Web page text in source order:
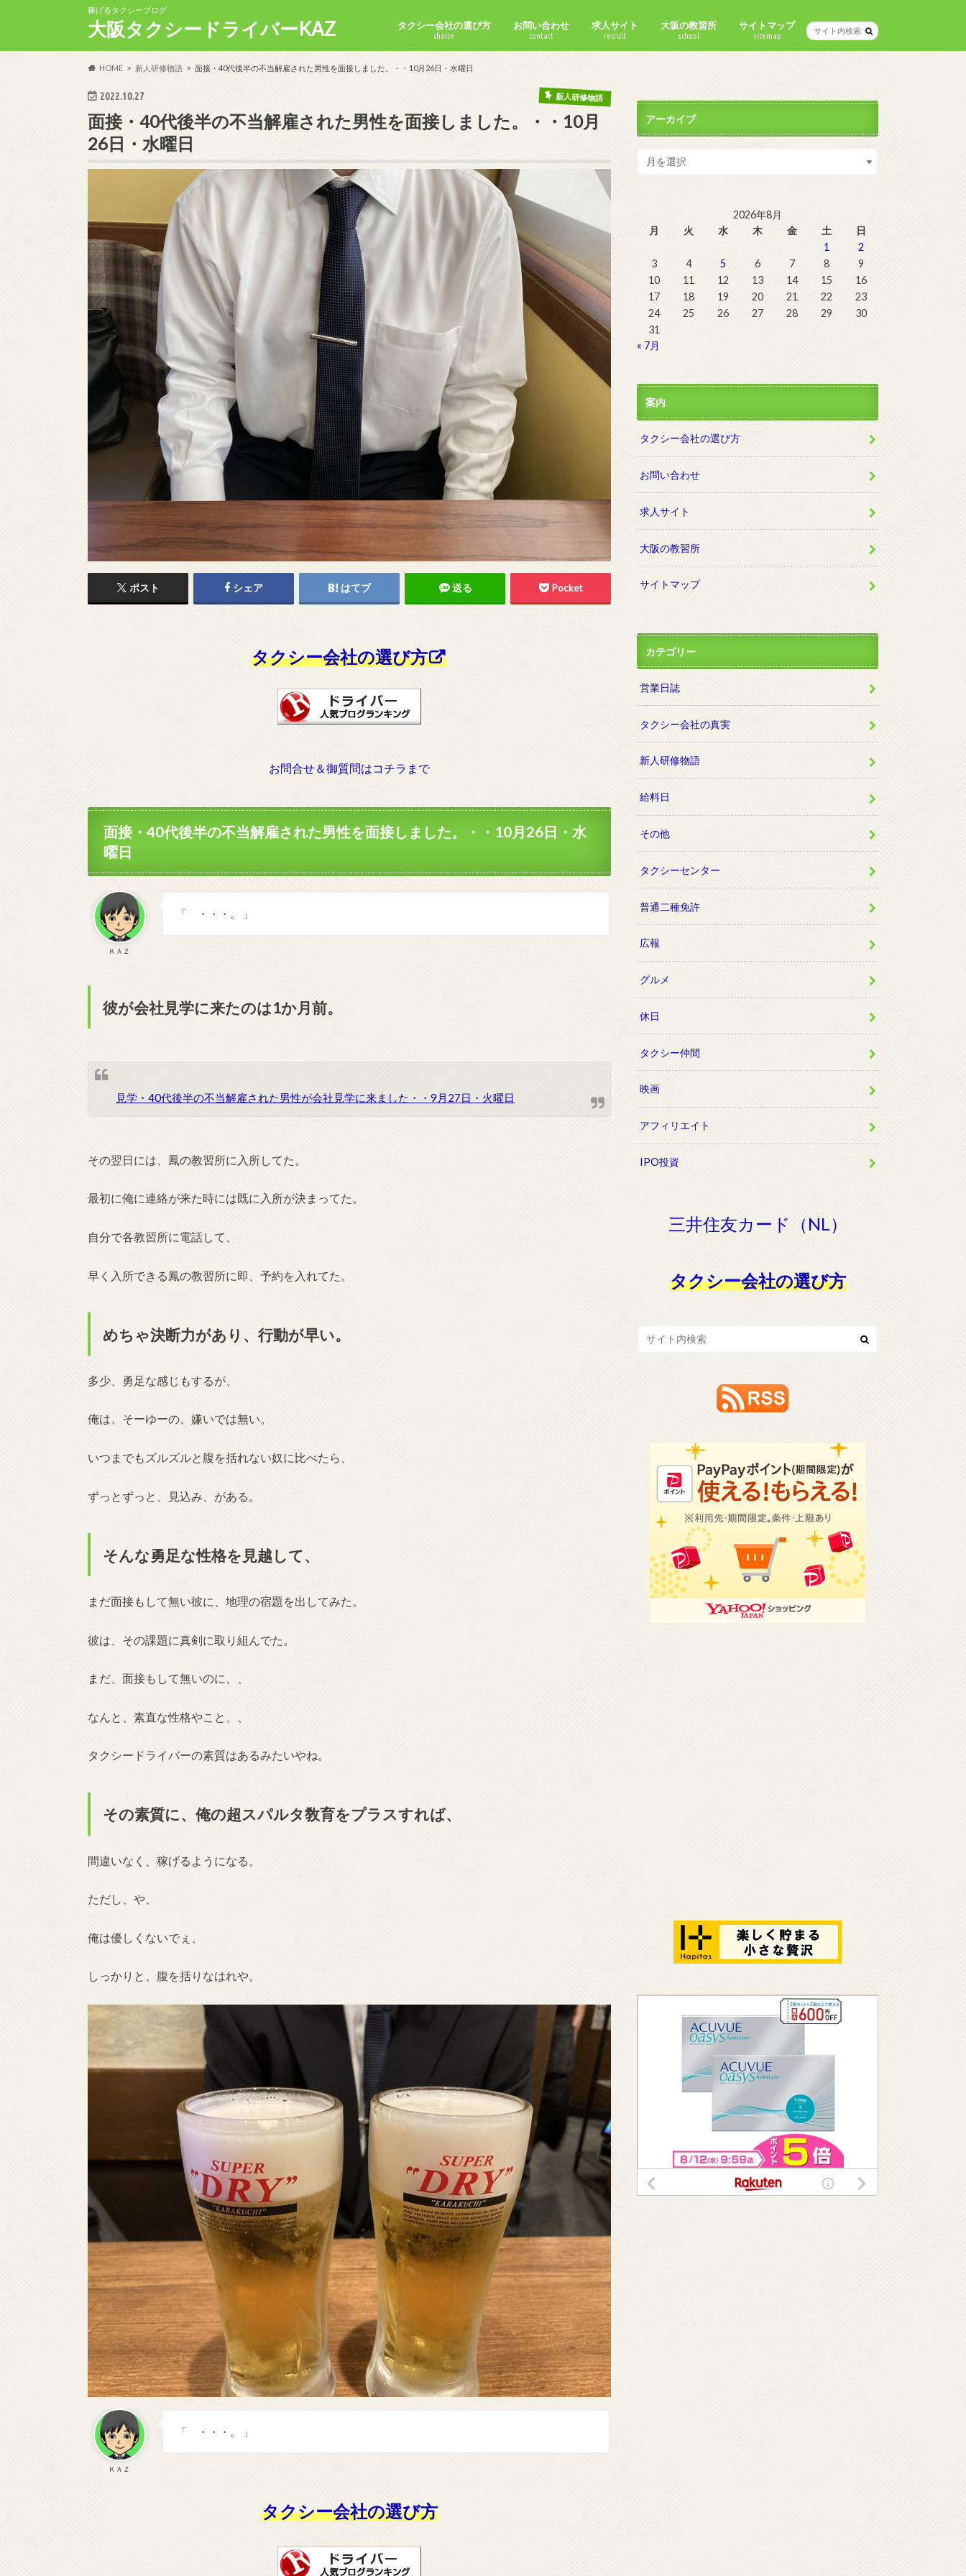
稼げるタクシーブログ
大阪タクシードライバーKAZ タクシー会社の選び方
choice
お問い合わせ
contact
求人サイト
recruit
大阪の教習所
school
サイトマップ
sitemap
HOME 新人研修物語 面接・40代後半の不当解雇された男性を面接しました。・・10月26日・水曜日
2022.10.27 新人研修物語
面接・40代後半の不当解雇された男性を面接しました。・・10月
26日・水曜日
ポスト シェア はてブ 送る Pocket
タクシー会社の選び方
お問合せ＆御質問はコチラまで
面接・40代後半の不当解雇された男性を面接しました。・・10月26日・水
曜日
ＫＡＺ
「 ・・・。 」
彼が会社見学に来たのは1か月前。
見学・40代後半の不当解雇された男性が会社見学に来ました・・9月27日・火曜日
その翌日には、鳳の教習所に入所してた。
最初に俺に連絡が来た時には既に入所が決まってた。
自分で各教習所に電話して、
早く入所できる鳳の教習所に即、予約を入れてた。
めちゃ決断力があり、行動が早い。
多少、勇足な感じもするが、
俺は、そーゆーの、嫌いでは無い。
いつまでもズルズルと腹を括れない奴に比べたら、
ずっとずっと、見込み、がある。
そんな勇足な性格を見越して、
まだ面接もして無い彼に、地理の宿題を出してみた。
彼は、その課題に真剣に取り組んでた。
まだ、面接もして無いのに、、
なんと、素直な性格やこと、、
タクシードライバーの素質はあるみたいやね。
その素質に、俺の超スパルタ敎育をプラスすれば、
間違いなく、稼げるようになる。
ただし、や、
俺は優しくないでぇ、
しっかりと、腹を括りなはれや。
ＫＡＺ
「 ・・・。 」
タクシー会社の選び方
アーカイブ
2026年8月
月
火 水 木 金 土
日
1
2
3
4 5 6 7 8
9
10
11 12 13 14 15
16
17
18 19 20 21 22
23
24
25 26 27 28 29
30
31
« 7月
案内
タクシー会社の選び方
お問い合わせ
求人サイト
大阪の教習所
サイトマップ
カテゴリー
営業日誌
タクシー会社の真実
新人研修物語
給料日
その他
タクシーセンター
普通二種免許
広報
グルメ
休日
タクシー仲間
映画
アフィリエイト
IPO投資
三井住友カード（NL）
タクシー会社の選び方